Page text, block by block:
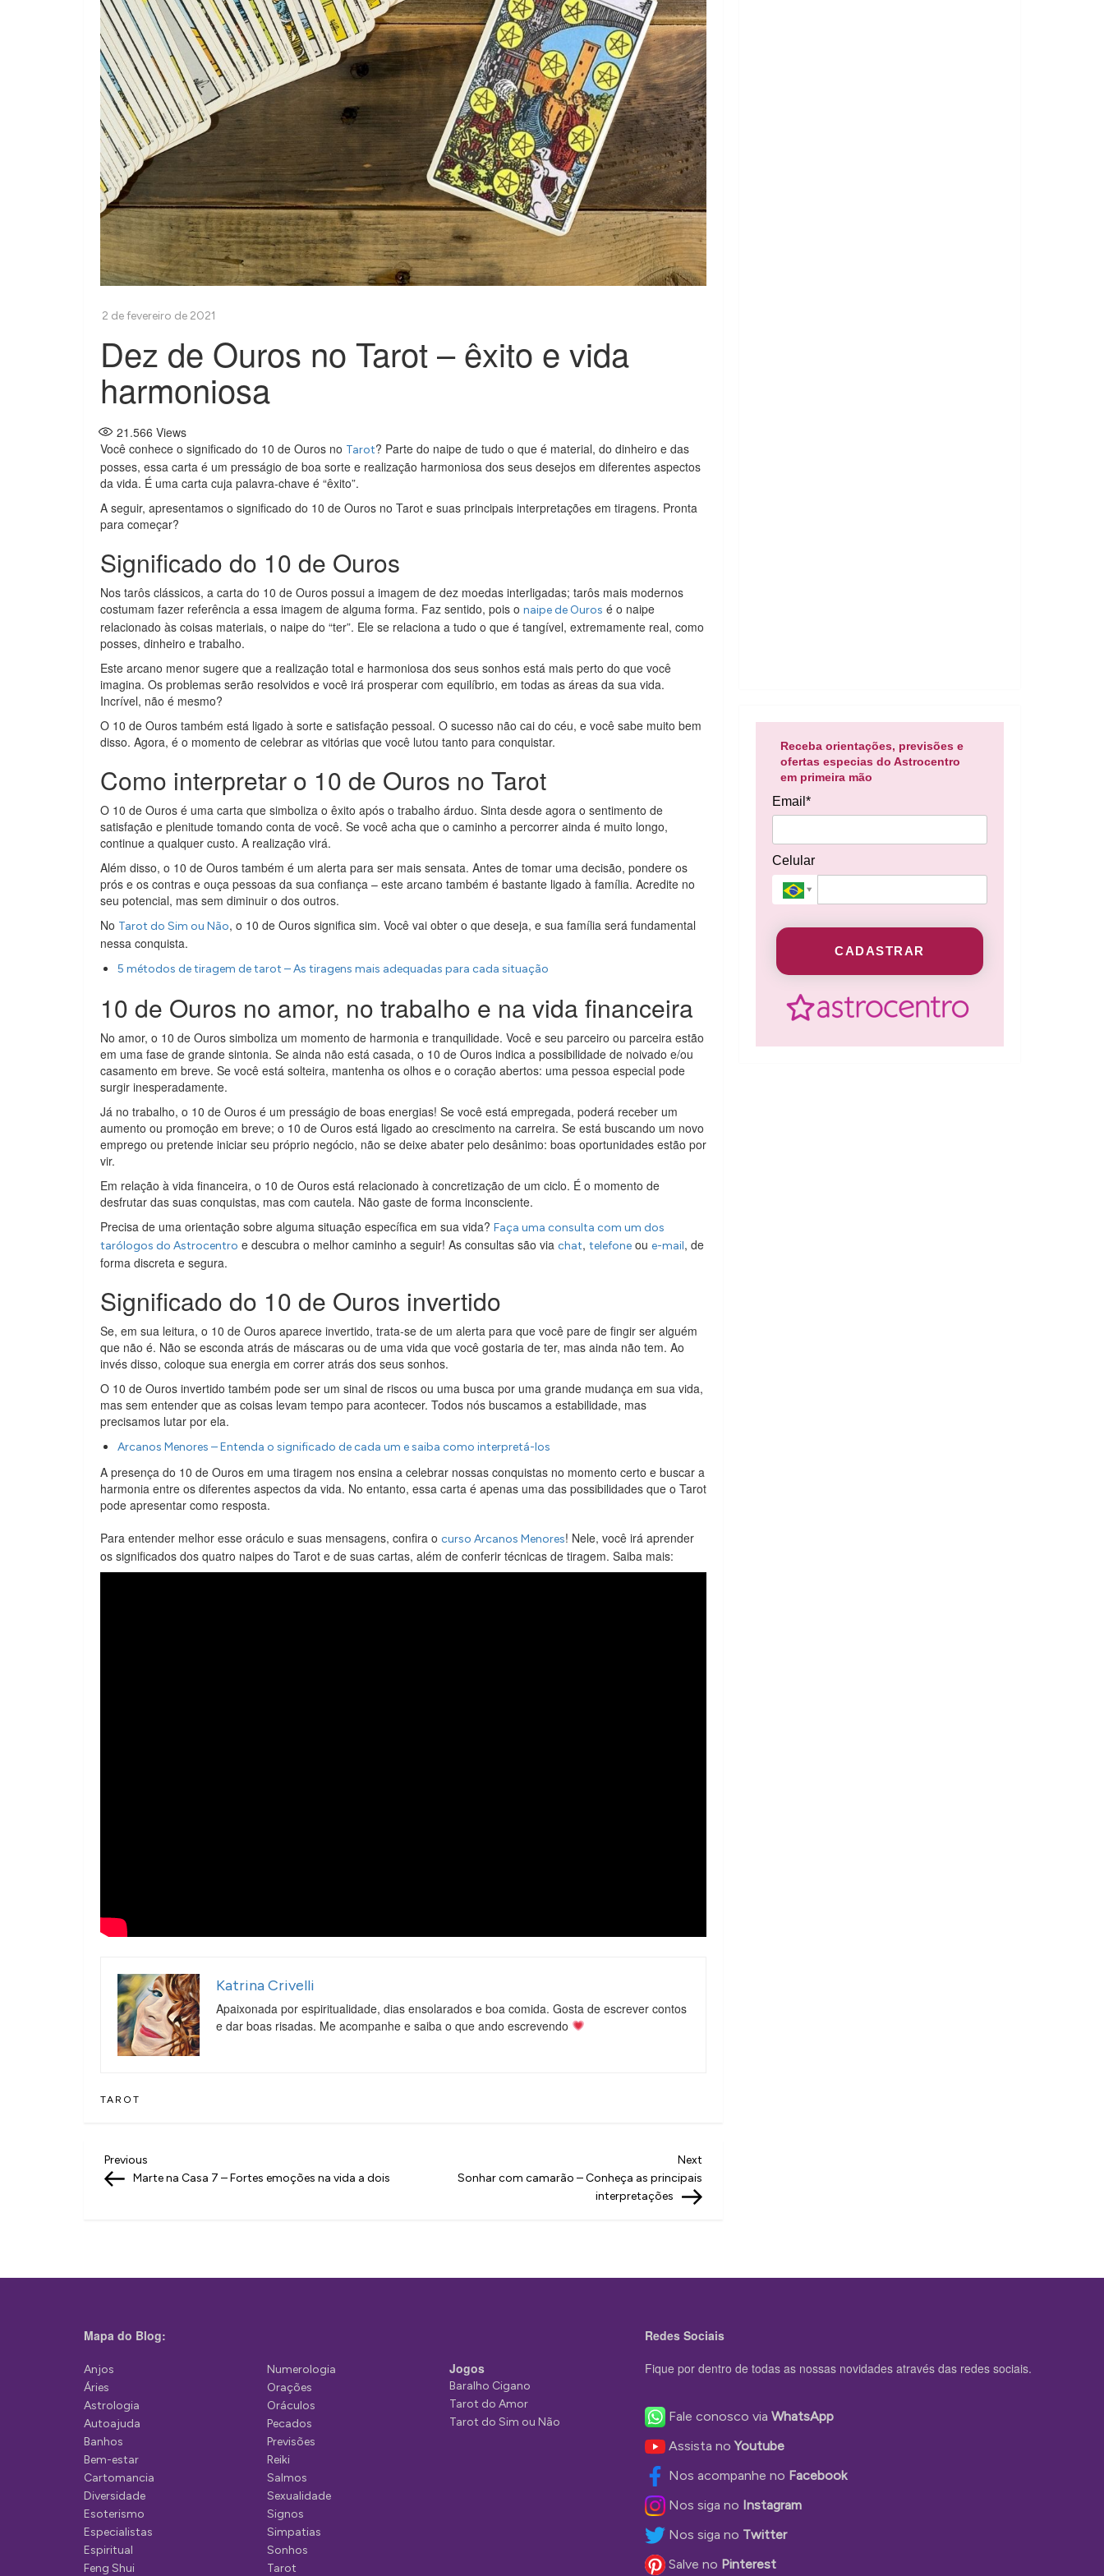
Dez de Ouros no Tarot – êxito e vida
harmoniosa
21.566 Views
Você conhece o significado do 10 de Ouros no Tarot? Parte do naipe de tudo o que é material, do dinheiro e das
posses, essa carta é um presságio de boa sorte e realização harmoniosa dos seus desejos em diferentes aspectos
da vida. É uma carta cuja palavra-chave é “êxito”.
A seguir, apresentamos o significado do 10 de Ouros no Tarot e suas principais interpretações em tiragens. Pronta
para começar?
Significado do 10 de Ouros
Nos tarôs clássicos, a carta do 10 de Ouros possui a imagem de dez moedas interligadas; tarôs mais modernos
costumam fazer referência a essa imagem de alguma forma. Faz sentido, pois o naipe de Ouros é o naipe
relacionado às coisas materiais, o naipe do “ter”. Ele se relaciona a tudo o que é tangível, extremamente real, como
posses, dinheiro e trabalho.
Este arcano menor sugere que a realização total e harmoniosa dos seus sonhos está mais perto do que você
imagina. Os problemas serão resolvidos e você irá prosperar com equilíbrio, em todas as áreas da sua vida.
Incrível, não é mesmo?
O 10 de Ouros também está ligado à sorte e satisfação pessoal. O sucesso não cai do céu, e você sabe muito bem
disso. Agora, é o momento de celebrar as vitórias que você lutou tanto para conquistar.
Como interpretar o 10 de Ouros no Tarot
O 10 de Ouros é uma carta que simboliza o êxito após o trabalho árduo. Sinta desde agora o sentimento de
satisfação e plenitude tomando conta de você. Se você acha que o caminho a percorrer ainda é muito longo,
continue a qualquer custo. A realização virá.
Além disso, o 10 de Ouros também é um alerta para ser mais sensata. Antes de tomar uma decisão, pondere os
prós e os contras e ouça pessoas da sua confiança – este arcano também é bastante ligado à família. Acredite no
seu potencial, mas sem diminuir o dos outros.
No Tarot do Sim ou Não, o 10 de Ouros significa sim. Você vai obter o que deseja, e sua família será fundamental
nessa conquista.
5 métodos de tiragem de tarot – As tiragens mais adequadas para cada situação
10 de Ouros no amor, no trabalho e na vida financeira
No amor, o 10 de Ouros simboliza um momento de harmonia e tranquilidade. Você e seu parceiro ou parceira estão
em uma fase de grande sintonia. Se ainda não está casada, o 10 de Ouros indica a possibilidade de noivado e/ou
casamento em breve. Se você está solteira, mantenha os olhos e o coração abertos: uma pessoa especial pode
surgir inesperadamente.
Já no trabalho, o 10 de Ouros é um presságio de boas energias! Se você está empregada, poderá receber um
aumento ou promoção em breve; o 10 de Ouros está ligado ao crescimento na carreira. Se está buscando um novo
emprego ou pretende iniciar seu próprio negócio, não se deixe abater pelo desânimo: boas oportunidades estão por
vir.
Em relação à vida financeira, o 10 de Ouros está relacionado à concretização de um ciclo. É o momento de
desfrutar das suas conquistas, mas com cautela. Não gaste de forma inconsciente.
Precisa de uma orientação sobre alguma situação específica em sua vida? Faça uma consulta com um dos
tarólogos do Astrocentro e descubra o melhor caminho a seguir! As consultas são via chat, telefone ou e-mail, de
forma discreta e segura.
Significado do 10 de Ouros invertido
Se, em sua leitura, o 10 de Ouros aparece invertido, trata-se de um alerta para que você pare de fingir ser alguém
que não é. Não se esconda atrás de máscaras ou de uma vida que você gostaria de ter, mas ainda não tem. Ao
invés disso, coloque sua energia em correr atrás dos seus sonhos.
O 10 de Ouros invertido também pode ser um sinal de riscos ou uma busca por uma grande mudança em sua vida,
mas sem entender que as coisas levam tempo para acontecer. Todos nós buscamos a estabilidade, mas
precisamos lutar por ela.
Arcanos Menores – Entenda o significado de cada um e saiba como interpretá-los
A presença do 10 de Ouros em uma tiragem nos ensina a celebrar nossas conquistas no momento certo e buscar a
harmonia entre os diferentes aspectos da vida. No entanto, essa carta é apenas uma das possibilidades que o Tarot
pode apresentar como resposta.
Para entender melhor esse oráculo e suas mensagens, confira o curso Arcanos Menores! Nele, você irá aprender
os significados dos quatro naipes do Tarot e de suas cartas, além de conferir técnicas de tiragem. Saiba mais:
Katrina Crivelli
Apaixonada por espiritualidade, dias ensolarados e boa comida. Gosta de escrever contos
e dar boas risadas. Me acompanhe e saiba o que ando escrevendo
TAROT
N
a
g
ç
o
d
e
P
o
s
t
Previous
Post
Previous
Marte na Casa 7 – Fortes emoções na vida a dois
Next
Sonhar com camarão – Conheça as principais
interpretações
Receba orientações, previsões e
ofertas especias do Astrocentro
em primeira mão
Email*
Celular
CADASTRAR
Mapa do Blog:
Anjos
Áries
Astrologia
Autoajuda
Banhos
Bem-estar
Cartomancia
Diversidade
Esoterismo
Especialistas
Espiritual
Feng Shui
Numerologia
Orações
Oráculos
Pecados
Previsões
Reiki
Salmos
Sexualidade
Signos
Simpatias
Sonhos
Tarot
Jogos
Baralho Cigano
Tarot do Amor
Tarot do Sim ou Não
Redes Sociais
Fique por dentro de todas as nossas novidades através das redes sociais.
Fale conosco via WhatsApp
Assista noYoutube
Nos acompanhe no Facebook
Nos siga no Instagram
Nos siga no Twitter
Salve no Pinterest